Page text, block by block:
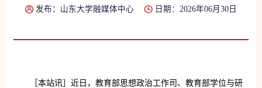
发布：山东大学融媒体中心 日期：2026年06月30日
［本站讯］近日，教育部思想政治工作司、教育部学位与研